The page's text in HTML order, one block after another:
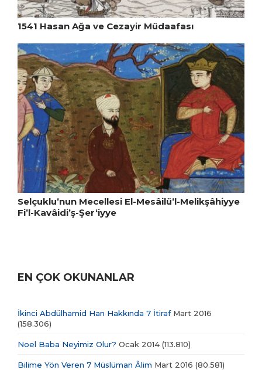
1541 Hasan Ağa ve Cezayir Müdaafası
Selçuklu’nun Mecellesi El-Mesâilü’l-Melikşâhiyye
Fi’l-Kavâidi’ş-Şer‘iyye
EN ÇOK OKUNANLAR
İkinci Abdülhamid Han Hakkında 7 İtirafMart 2016
(158.306)
Noel Baba Neyimiz Olur? Ocak 2014 (113.810)
Bilime Yön Veren 7 Müslüman Âlim Mart 2016 (80.581)